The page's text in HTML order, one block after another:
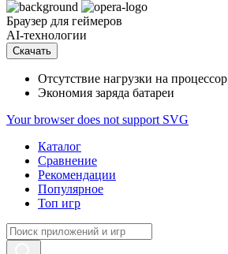
Браузер для геймеров
AI-технологии
Скачать
Отсутствие нагрузки на процессор
Экономия заряда батареи
Your browser does not support SVG
Каталог
Сравнение
Рекомендации
Популярное
Топ игр